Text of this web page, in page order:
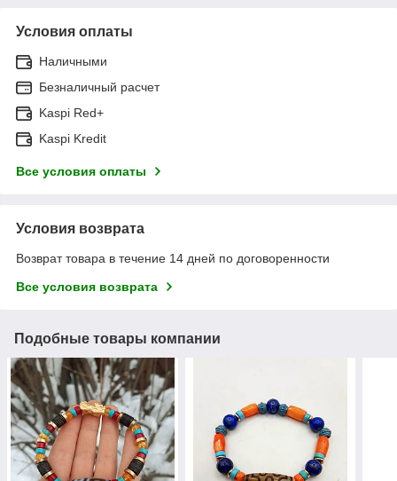
Условия оплаты
Наличными
Безналичный расчет
Kaspi Red+
Kaspi Kredit
Все условия оплаты
Условия возврата
Возврат товара в течение 14 дней по договоренности
Все условия возврата
Подобные товары компании